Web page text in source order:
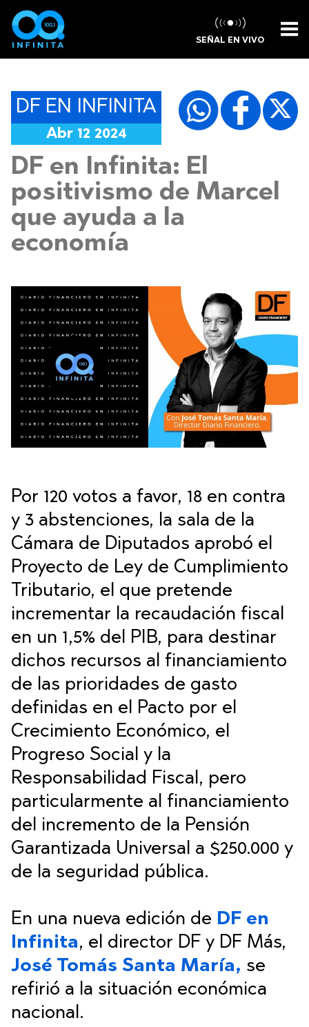
SEÑAL EN VIVO
DF EN INFINITA
Abr 12 2024
DF en Infinita: El
positivismo de Marcel
que ayuda a la
economía
Por 120 votos a favor, 18 en contra
y 3 abstenciones, la sala de la
Cámara de Diputados aprobó el
Proyecto de Ley de Cumplimiento
Tributario, el que pretende
incrementar la recaudación fiscal
en un 1,5% del PIB, para destinar
dichos recursos al financiamiento
de las prioridades de gasto
definidas en el Pacto por el
Crecimiento Económico, el
Progreso Social y la
Responsabilidad Fiscal, pero
particularmente al financiamiento
del incremento de la Pensión
Garantizada Universal a $250.000 y
de la seguridad pública.
En una nueva edición de DF en
Infinita, el director DF y DF Más,
José Tomás Santa María, se
refirió a la situación económica
nacional.